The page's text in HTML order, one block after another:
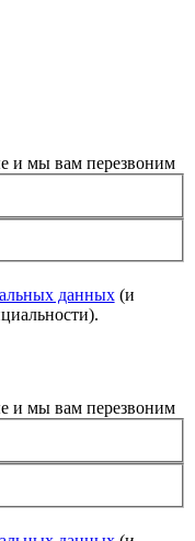
и мы вам перезвоним
данных(и
и мы вам перезвоним